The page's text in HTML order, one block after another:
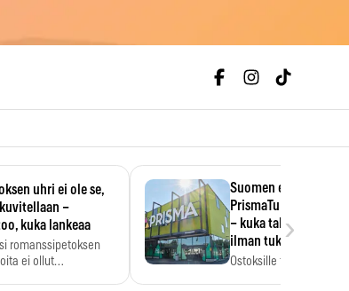
uhri ei ole se,
–
kuka lankeaa
romanssipetoksen
ei ollut…
Suomen
PrismaTukku avautui
– kuka tahansa
ilman tukkukorttia
Ostoksille tarvitse
›